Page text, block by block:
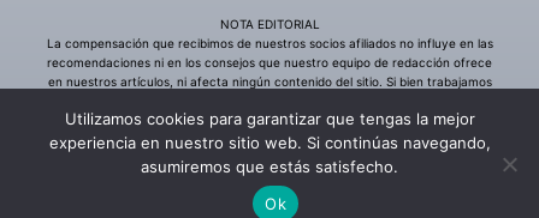
Utilizamos cookies para garantizar que tengas la mejor
experiencia en nuestro sitio web. Si continúas navegando,
asumiremos que estás satisfecho.
Ok